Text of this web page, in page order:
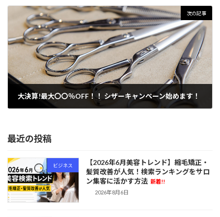
次の記事
大決算!最大〇〇％OFF！！ シザーキャンペーン始めます！
最近の投稿
ビジネス
【2026年6月美容トレンド】縮毛矯正・
髪質改善が人気！検索ランキングをサロ
ン集客に活かす方法 新着!!
2026年8月6日